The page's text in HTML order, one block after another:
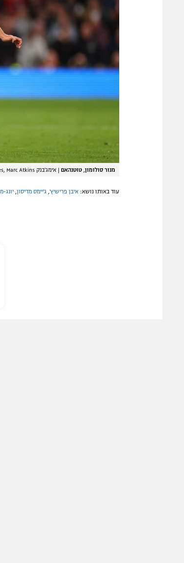
מנור סולומון, טוטנהאם אימג'בנק GettyImages, Marc Atkins
עוד באותו נושא: איבן פרישיץ', ג'יימס מדיסון, יונג-